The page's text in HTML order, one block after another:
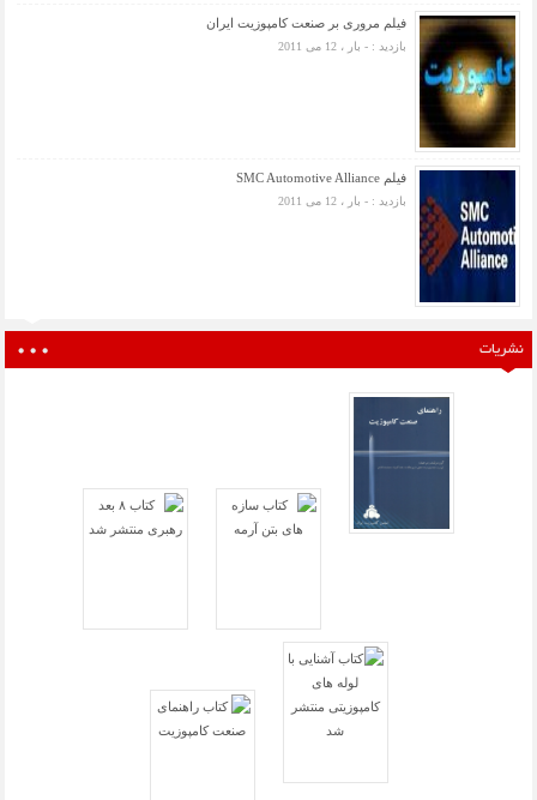
نشریات
فیلم مروری بر صنعت کامپوزیت ایران
بازدید : - بار ، 12 می 2011
فیلم SMC Automotive Alliance
بازدید : - بار ، 12 می 2011